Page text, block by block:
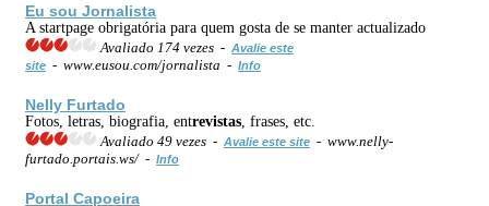
Eu sou Jornalista
A startpage obrigatória para quem gosta de se manter actualizado
Avaliado 174 vezes - Avalie este
site - www.eusou.com/jornalista - Info
Nelly Furtado
Fotos, letras, biografia, entrevistas , frases, etc.
Avaliado 49 vezes - Avalie este site - www.nelly-
furtado.portais.ws/ - Info
Portal Capoeira